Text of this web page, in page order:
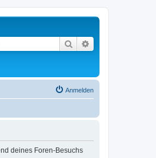
Suche
Anmelden
deines Foren-Besuchs